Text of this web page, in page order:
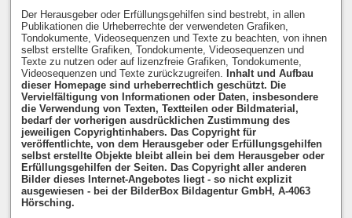
Der Herausgeber oder Erfüllungsgehilfen sind bestrebt, in allen
Publikationen die Urheberrechte der verwendeten Grafiken,
Tondokumente, Videosequenzen und Texte zu beachten, von ihnen
selbst erstellte Grafiken, Tondokumente, Videosequenzen und
Texte zu nutzen oder auf lizenzfreie Grafiken, Tondokumente,
Videosequenzen und Texte zurückzugreifen. Inhalt und Aufbau
dieser Homepage sind urheberrechtlich geschützt. Die
Vervielfältigung von Informationen oder Daten, insbesondere
die Verwendung von Texten, Textteilen oder Bildmaterial,
bedarf der vorherigen ausdrücklichen Zustimmung des
jeweiligen Copyrightinhabers. Das Copyright für
veröffentlichte, von dem Herausgeber oder Erfüllungsgehilfen
selbst erstellte Objekte bleibt allein bei dem Herausgeber oder
Erfüllungsgehilfen der Seiten. Das Copyright aller anderen
Bilder dieses Internet-Angebotes liegt - so nicht explizit
ausgewiesen - bei der BilderBox Bildagentur GmbH, A-4063
Hörsching.